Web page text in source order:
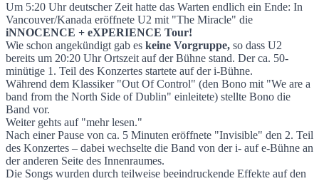
i+e Tour in Vancouver eröffnet
Um 5:20 Uhr deutscher Zeit hatte das Warten endlich ein Ende: In
Vancouver/Kanada eröffnete U2 mit "The Miracle" die
iNNOCENCE + eXPERIENCE Tour!
Wie schon angekündigt gab es keine Vorgruppe, so dass U2
bereits um 20:20 Uhr Ortszeit auf der Bühne stand. Der ca. 50-
minütige 1. Teil des Konzertes startete auf der i-Bühne.
Während dem Klassiker "Out Of Control" (den Bono mit "We are a
band from the North Side of Dublin" einleitete) stellte Bono die
Band vor.
Weiter gehts auf "mehr lesen."
Nach einer Pause von ca. 5 Minuten eröffnete "Invisible" den 2. Teil
des Konzertes – dabei wechselte die Band von der i- auf e-Bühne an
der anderen Seite des Innenraumes.
Die Songs wurden durch teilweise beeindruckende Effekte auf den